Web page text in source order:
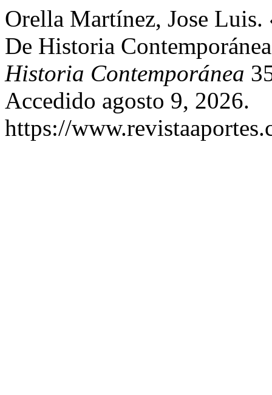
Orella Martínez, Jose Luis.
De Historia
Historia Contemporánea
Accedido agosto 9, 2026.
https://